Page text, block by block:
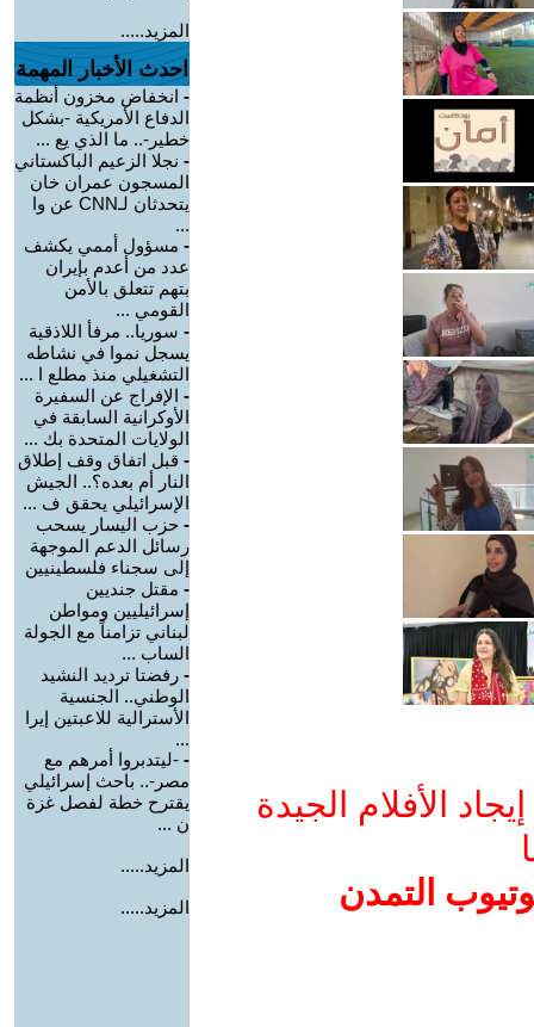
الأفلام الجيدة
التمدن
المزيد.....
احدث الأخبار المهمة
- انخفاض مخزون أنظمة
الدفاع الأمريكية -بشكل
خطير-.. ما الذي يع ...
- نجلا الزعيم الباكستاني
المسجون عمران خان
يتحدثان لـCNN عن وا
...
- مسؤول أممي يكشف
عدد من أعدم بإيران
بتهم تتعلق بالأمن
القومي ...
- سوريا.. مرفأ اللاذقية
يسجل نموا في نشاطه
التشغيلي منذ مطلع ا ...
- الإفراج عن السفيرة
الأوكرانية السابقة في
الولايات المتحدة بك ...
- قبل اتفاق وقف إطلاق
النار أم بعده؟.. الجيش
الإسرائيلي يحقق ف ...
- حزب اليسار يسحب
رسائل الدعم الموجهة
إلى سجناء فلسطينيين
- مقتل جنديين
إسرائيليين ومواطن
لبناني تزامناً مع الجولة
الساب ...
- رفضتا ترديد النشيد
الوطني.. الجنسية
الأسترالية للاعبتين إيرا
...
- -ليتدبروا أمرهم مع
مصر-.. باحث إسرائيلي
يقترح خطة لفصل غزة
ن ...
المزيد.....
المزيد.....